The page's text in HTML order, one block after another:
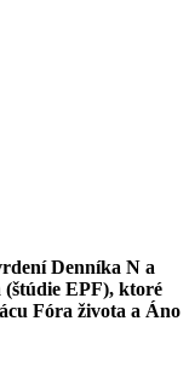
Denníka N a
EPF), ktoré
Fóra života a Áno